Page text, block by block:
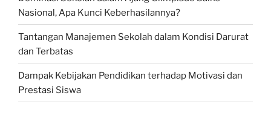
Nasional, Apa Kunci Keberhasilannya?
Tantangan Manajemen Sekolah dalam Kondisi Darurat
dan Terbatas
Dampak Kebijakan Pendidikan terhadap Motivasi dan
Prestasi Siswa